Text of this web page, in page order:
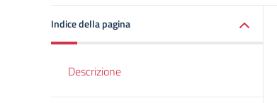
Indice della pagina
Descrizione